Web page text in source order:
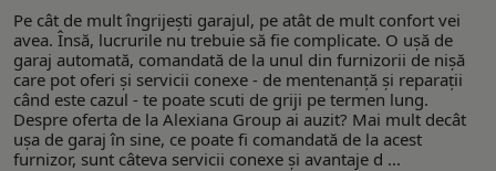
Pe cât de mult îngrijești garajul, pe atât de mult confort vei
avea. Însă, lucrurile nu trebuie să fie complicate. O ușă de
garaj automată, comandată de la unul din furnizorii de nișă
care pot oferi și servicii conexe - de mentenanță și reparații
când este cazul - te poate scuti de griji pe termen lung.
Despre oferta de la Alexiana Group ai auzit? Mai mult decât
ușa de garaj în sine, ce poate fi comandată de la acest
furnizor, sunt câteva servicii conexe și avantaje d ...